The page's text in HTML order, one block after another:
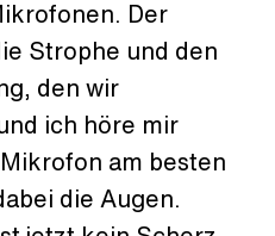
Der
Strophe und den
den wir
ich höre mir
am besten
die Augen.